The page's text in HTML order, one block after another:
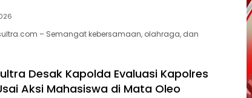
– Semangat kebersamaan, olahraga, dan
Desak Kapolda Evaluasi Kapolres
Aksi Mahasiswa di Mata Oleo